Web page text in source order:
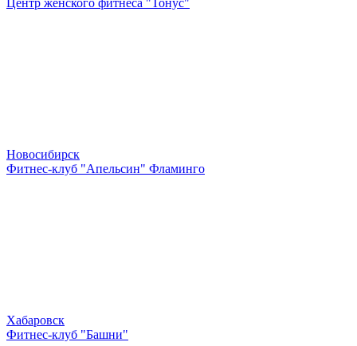
Центр женского фитнеса "Тонус"
Новосибирск
Фитнес-клуб "Апельсин" Фламинго
Хабаровск
Фитнес-клуб "Башни"